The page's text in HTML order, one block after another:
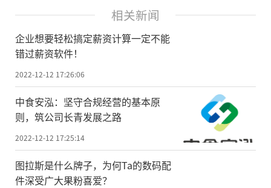
相关新闻
企业想要轻松搞定薪资计算一定不能
错过薪资软件！
2022-12-12 17:26:06
中食安泓：坚守合规经营的基本原
则，筑公司长青发展之路
2022-12-12 17:25:14
图拉斯是什么牌子，为何Ta的数码配
件深受广大果粉喜爱？